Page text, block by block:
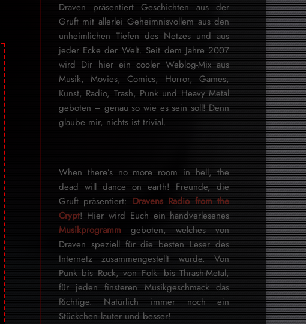
Draven präsentiert Geschichten aus der
Gruft mit allerlei Geheimnisvollem aus den
unheimlichen Tiefen des Netzes und aus
jeder Ecke der Welt. Seit dem Jahre 2007
wird Dir hier ein cooler Weblog-Mix aus
Musik, Movies, Comics, Horror, Games,
Kunst, Radio, Trash, Punk und Heavy Metal
geboten – genau so wie es sein soll! Denn
glaube mir, nichts ist trivial.
When there’s no more room in hell, the
dead will dance on earth! Freunde, die
Gruft präsentiert: Dravens Radio from the
Crypt! Hier wird Euch ein handverlesenes
Musikprogramm geboten, welches von
Draven speziell für die besten Leser des
Internetz zu­sammen­ge­stellt wurde. Von
Punk bis Rock, von Folk- bis Thrash-Metal,
für je­den finsteren Mu­sik­ge­schmack das
Rich­tige. Natürlich immer noch ein
Stückchen lauter und besser!